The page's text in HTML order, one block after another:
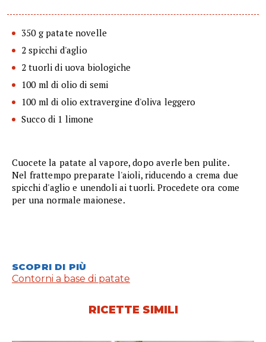
350 g patate novelle
2 spicchi d'aglio
2 tuorli di uova biologiche
100 ml di olio di semi
100 ml di olio extravergine d'oliva leggero
Succo di 1 limone
Cuocete la patate al vapore, dopo averle ben pulite.
Nel frattempo preparate l'aioli, riducendo a crema due
spicchi d'aglio e unendoli ai tuorli. Procedete ora come
per una normale maionese.
SCOPRI DI PIÙ
Contorni a base di patate
RICETTE SIMILI